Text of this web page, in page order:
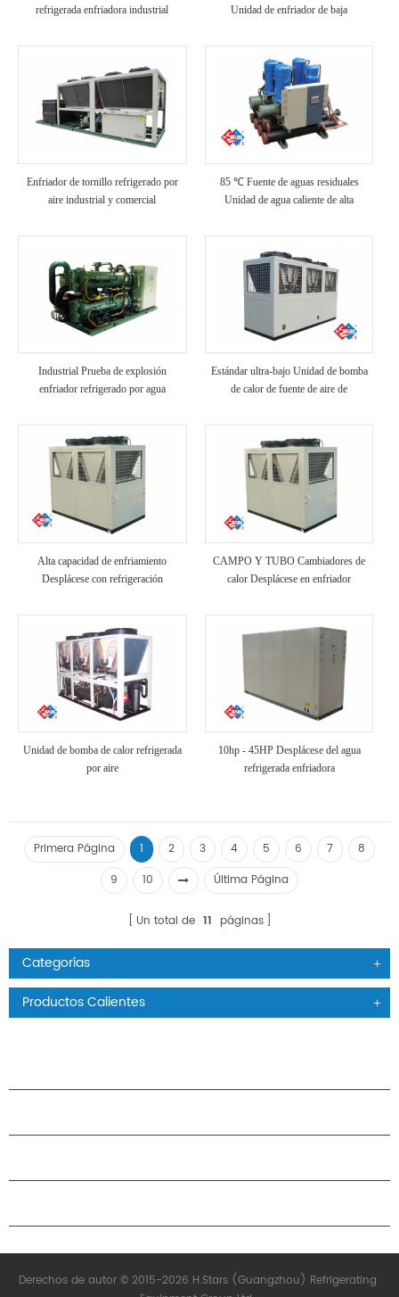
refrigerada enfriadora industrial
Unidad de enfriador de baja
Enfriador de tornillo refrigerado por
aire industrial y comercial
85 ℃ Fuente de aguas residuales
Unidad de agua caliente de alta
Industrial Prueba de explosión
enfriador refrigerado por agua
Estándar ultra-bajo Unidad de bomba
de calor de fuente de aire de
Alta capacidad de enfriamiento
Desplácese con refrigeración
CAMPO Y TUBO Cambiadores de
calor Desplácese en enfriador
Unidad de bomba de calor refrigerada
por aire
10hp - 45HP Desplácese del agua
refrigerada enfriadora
Primera Página 1 2 3 4 5 6 7
8
9
10 Última Página
Un total de 11 páginas
Categorías
Productos Calientes
Derechos de autor © 2015-2026 H.Stars (Guangzhou) Refrigerating